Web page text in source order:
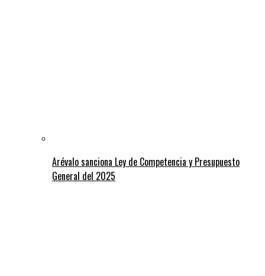
Arévalo sanciona Ley de Competencia y Presupuesto
General del 2025